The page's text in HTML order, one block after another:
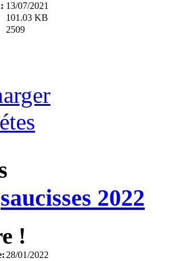
13/07/2021
101.03 KB
2509
saucisses 2022
!
28/01/2022